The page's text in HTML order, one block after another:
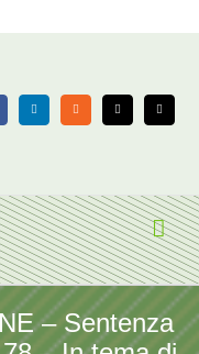
LinkedIn Rss X Email
– Sentenza